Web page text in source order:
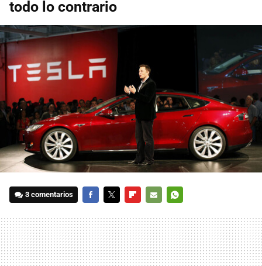
todo lo contrario
3 comentarios
MAIL